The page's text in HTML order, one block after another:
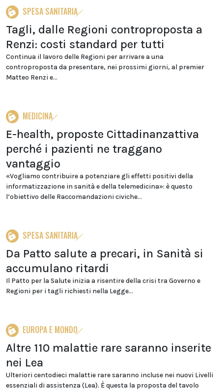
SPESA SANITARIA
Tagli, dalle Regioni controproposta a
Renzi: costi standard per tutti
Continua il lavoro delle Regioni per arrivare a una
controproposta da presentare, nei prossimi giorni, al premier
Matteo Renzi e...
MEDICINA
E-health, proposte Cittadinanzattiva
perché i pazienti ne traggano
vantaggio
«Vogliamo contribuire a potenziare gli effetti positivi della
informatizzazione in sanità e della telemedicina»: è questo
l’obiettivo delle Raccomandazioni civiche...
SPESA SANITARIA
Da Patto salute a precari, in Sanità si
accumulano ritardi
Il Patto per la Salute inizia a risentire della crisi tra Governo e
Regioni per i tagli richiesti nella Legge...
EUROPA E MONDO
Altre 110 malattie rare saranno inserite
nei Lea
Ulteriori centodieci malattie rare saranno incluse nei nuovi Livelli
essenziali di assistenza (Lea). È questa la proposta del tavolo